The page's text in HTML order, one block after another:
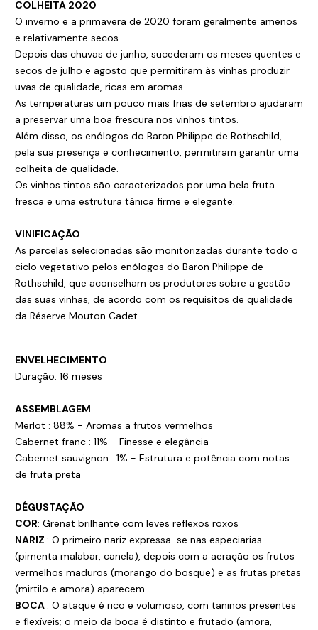
COLHEITA 2020
O inverno e a primavera de 2020 foram geralmente amenos
e relativamente secos.
Depois das chuvas de junho, sucederam os meses quentes e
secos de julho e agosto que permitiram às vinhas produzir
uvas de qualidade, ricas em aromas.
As temperaturas um pouco mais frias de setembro ajudaram
a preservar uma boa frescura nos vinhos tintos.
Além disso, os enólogos do Baron Philippe de Rothschild,
pela sua presença e conhecimento, permitiram garantir uma
colheita de qualidade.
Os vinhos tintos são caracterizados por uma bela fruta
fresca e uma estrutura tânica firme e elegante.
VINIFICAÇÃO
As parcelas selecionadas são monitorizadas durante todo o
ciclo vegetativo pelos enólogos do Baron Philippe de
Rothschild, que aconselham os produtores sobre a gestão
das suas vinhas, de acordo com os requisitos de qualidade
da Réserve Mouton Cadet.
ENVELHECIMENTO
Duração: 16 meses
ASSEMBLAGEM
Merlot : 88% - Aromas a frutos vermelhos
Cabernet franc : 11% - Finesse e elegância
Cabernet sauvignon : 1% - Estrutura e potência com notas
de fruta preta
DÉGUSTAÇÃO
COR: Grenat brilhante com leves reflexos roxos
NARIZ : O primeiro nariz expressa-se nas especiarias
(pimenta malabar, canela), depois com a aeração os frutos
vermelhos maduros (morango do bosque) e as frutas pretas
(mirtilo e amora) aparecem.
BOCA : O ataque é rico e volumoso, com taninos presentes
e flexíveis; o meio da boca é distinto e frutado (amora,